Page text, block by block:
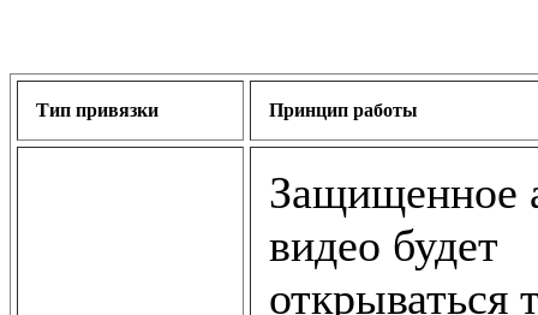
Тип привязки Принцип работы
Защищенное
видео будет
открываться